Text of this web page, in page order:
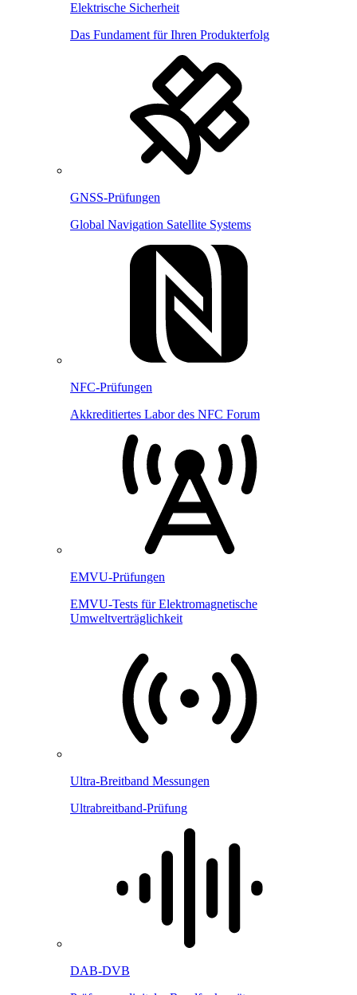
Elektrische Sicherheit
Das Fundament für Ihren Produkterfolg
GNSS-Prüfungen
Global Navigation Satellite Systems
NFC-Prüfungen
Akkreditiertes Labor des NFC Forum
EMVU-Prüfungen
EMVU-Tests für Elektromagnetische
Umweltverträglichkeit
Ultra-Breitband Messungen
Ultrabreitband-Prüfung
DAB-DVB